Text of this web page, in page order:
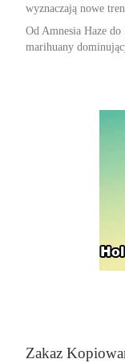
wyznaczają nowe
Od Amnesia Haze
marihuany
Zakaz